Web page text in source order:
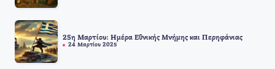
25η Μαρτίου: Ημέρα Εθνικής Μνήμης και Περηφάνιας
24 Μαρτίου 2025